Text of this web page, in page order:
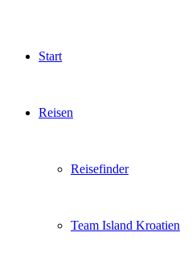
Start
Reisen
Reisefinder
Team Island Kroatien